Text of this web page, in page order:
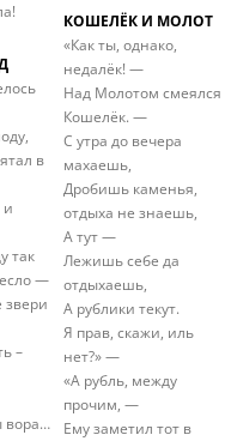
в
и
так
—
звери
–
вора…
КОШЕЛЁК И МОЛОТ
«Как ты, однако,
недалёк! —
Над Молотом смеялся
Кошелёк. —
С утра до вечера
махаешь,
Дробишь каменья,
отдыха не знаешь,
А тут —
Лежишь себе да
отдыхаешь,
А рублики текут.
Я прав, скажи, иль
нет?» —
«А рубль, между
прочим, —
Ему заметил тот в